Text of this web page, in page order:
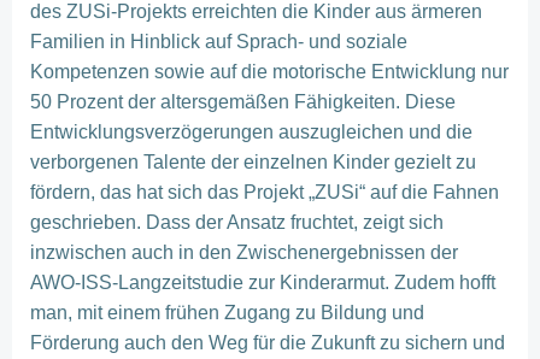
des ZUSi-Projekts erreichten die Kinder aus ärmeren
Familien in Hinblick auf Sprach- und soziale
Kompetenzen sowie auf die motorische Entwicklung nur
50 Prozent der altersgemäßen Fähigkeiten. Diese
Entwicklungsverzögerungen auszugleichen und die
verborgenen Talente der einzelnen Kinder gezielt zu
fördern, das hat sich das Projekt „ZUSi“ auf die Fahnen
geschrieben. Dass der Ansatz fruchtet, zeigt sich
inzwischen auch in den Zwischenergebnissen der
AWO-ISS-Langzeitstudie zur Kinderarmut. Zudem hofft
man, mit einem frühen Zugang zu Bildung und
Förderung auch den Weg für die Zukunft zu sichern und